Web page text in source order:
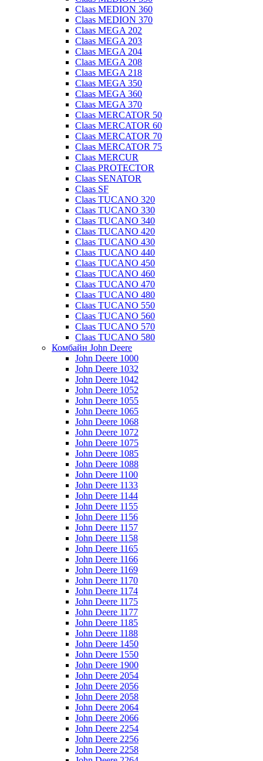
Claas MEDION 360
Claas MEDION 370
Claas MEGA 202
Claas MEGA 203
Claas MEGA 204
Claas MEGA 208
Claas MEGA 218
Claas MEGA 350
Claas MEGA 360
Claas MEGA 370
Claas MERCATOR 50
Claas MERCATOR 60
Claas MERCATOR 70
Claas MERCATOR 75
Claas MERCUR
Claas PROTECTOR
Claas SENATOR
Claas SF
Claas TUCANO 320
Claas TUCANO 330
Claas TUCANO 340
Claas TUCANO 420
Claas TUCANO 430
Claas TUCANO 440
Claas TUCANO 450
Claas TUCANO 460
Claas TUCANO 470
Claas TUCANO 480
Claas TUCANO 550
Claas TUCANO 560
Claas TUCANO 570
Claas TUCANO 580
Комбайн John Deere
John Deere 1000
John Deere 1032
John Deere 1042
John Deere 1052
John Deere 1055
John Deere 1065
John Deere 1068
John Deere 1072
John Deere 1075
John Deere 1085
John Deere 1088
John Deere 1100
John Deere 1133
John Deere 1144
John Deere 1155
John Deere 1156
John Deere 1157
John Deere 1158
John Deere 1165
John Deere 1166
John Deere 1169
John Deere 1170
John Deere 1174
John Deere 1175
John Deere 1177
John Deere 1185
John Deere 1188
John Deere 1450
John Deere 1550
John Deere 1900
John Deere 2054
John Deere 2056
John Deere 2058
John Deere 2064
John Deere 2066
John Deere 2254
John Deere 2256
John Deere 2258